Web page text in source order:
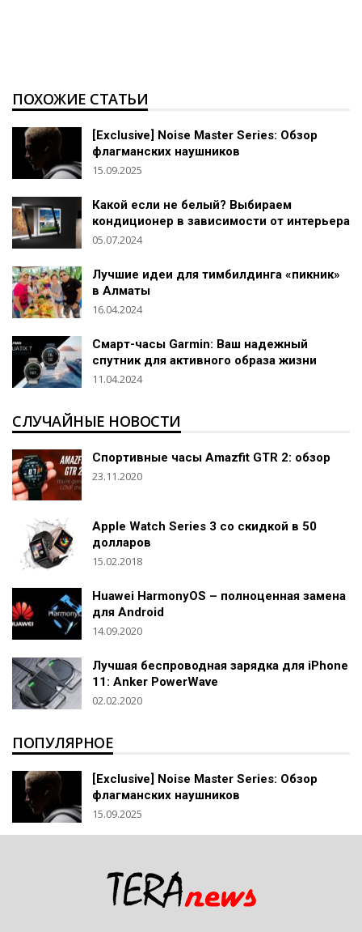
ПОХОЖИЕ СТАТЬИ
[Exclusive] Noise Master Series: Обзор
флагманских наушников
15.09.2025
Какой если не белый? Выбираем
кондиционер в зависимости от интерьера
05.07.2024
Лучшие идеи для тимбилдинга «пикник»
в Алматы
16.04.2024
Смарт-часы Garmin: Ваш надежный
спутник для активного образа жизни
11.04.2024
СЛУЧАЙНЫЕ НОВОСТИ
Спортивные часы Amazfit GTR 2: обзор
23.11.2020
Apple Watch Series 3 со скидкой в 50
долларов
15.02.2018
Huawei HarmonyOS – полноценная замена
для Android
14.09.2020
Лучшая беспроводная зарядка для iPhone
11: Anker PowerWave
02.02.2020
ПОПУЛЯРНОЕ
[Exclusive] Noise Master Series: Обзор
флагманских наушников
15.09.2025